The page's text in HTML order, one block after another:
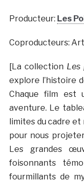
Producteur: Les
Coproducteurs:
[La collection Les
explore l’histoire
Chaque film est
aventure. Le
limites du cadre
pour nous
Les grandes
foisonnants
fourmillants de